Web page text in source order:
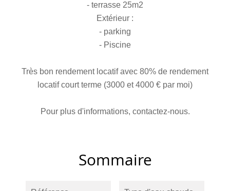
- terrasse 25m2
Extérieur :
- parking
- Piscine
Très bon rendement locatif avec 80% de rendement
locatif court terme (3000 et 4000 € par moi)
Pour plus d'informations, contactez-nous.
Sommaire